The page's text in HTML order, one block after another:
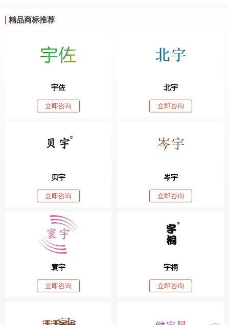
精品商标推荐
宇佐
立即咨询
北宇
立即咨询
贝宇
立即咨询
岑宇
立即咨询
寰宇
立即咨询
宇桐
立即咨询